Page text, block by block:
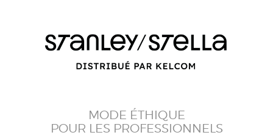
MODE ÉTHIQUE
POUR LES PROFESSIONNELS